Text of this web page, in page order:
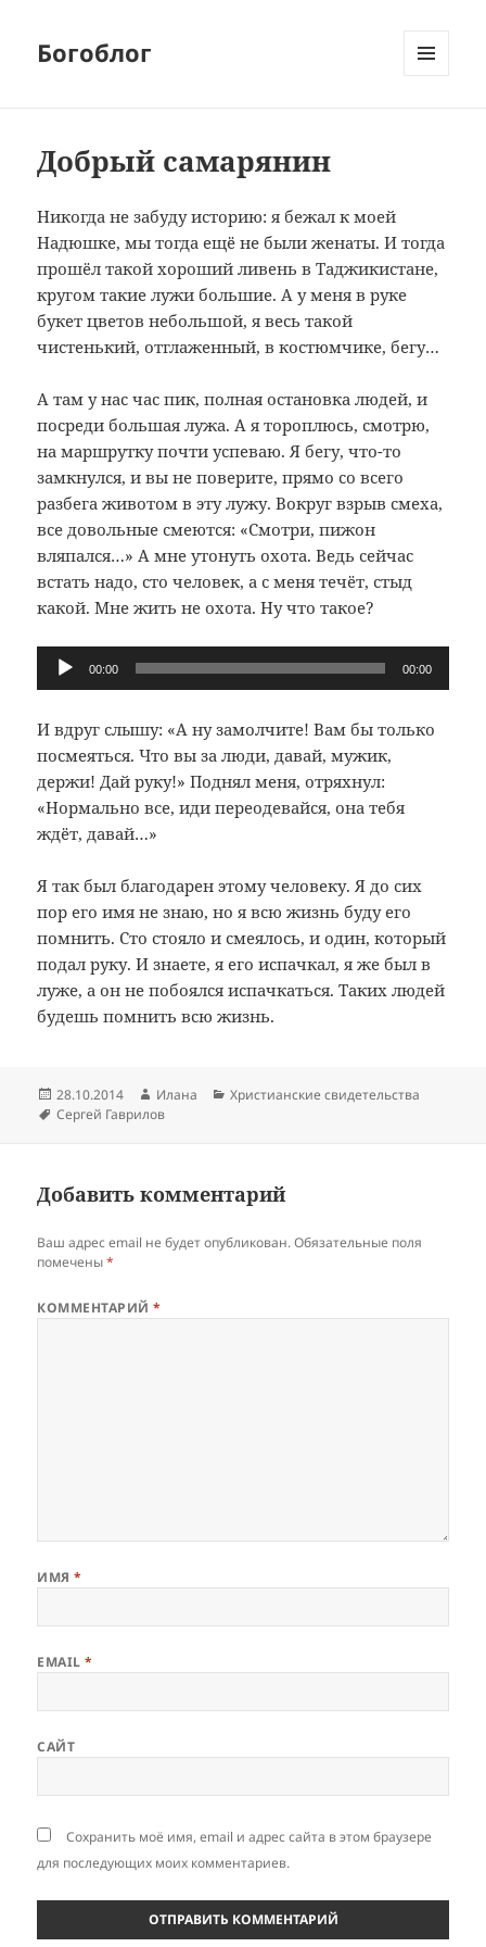
Богоблог
Добрый самарянин
Никогда не забуду историю: я бежал к моей
Надюшке, мы тогда ещё не были женаты. И тогда
прошёл такой хороший ливень в Таджикистане,
кругом такие лужи большие. А у меня в руке
букет цветов небольшой, я весь такой
чистенький, отглаженный, в костюмчике, бегу…
А там у нас час пик, полная остановка людей, и
посреди большая лужа. А я тороплюсь, смотрю,
на маршрутку почти успеваю. Я бегу, что-то
замкнулся, и вы не поверите, прямо со всего
разбега животом в эту лужу. Вокруг взрыв смеха,
все довольные смеются: «Смотри, пижон
вляпался…» А мне утонуть охота. Ведь сейчас
встать надо, сто человек, а с меня течёт, стыд
какой. Мне жить не охота. Ну что такое?
Аудиоплеер
00:00 00:00
И вдруг слышу: «А ну замолчите! Вам бы только
посмеяться. Что вы за люди, давай, мужик,
держи! Дай руку!» Поднял меня, отряхнул:
«Нормально все, иди переодевайся, она тебя
ждёт, давай…»
Я так был благодарен этому человеку. Я до сих
пор его имя не знаю, но я всю жизнь буду его
помнить. Сто стояло и смеялось, и один, который
подал руку. И знаете, я его испачкал, я же был в
луже, а он не побоялся испачкаться. Таких людей
будешь помнить всю жизнь.
Опубликовано
28.10.2014 Автор
Илана Рубрики
Христианские свидетельства
Метки
Сергей Гаврилов
Добавить комментарий
Ваш адрес email не будет опубликован. Обязательные поля
помечены*
КОММЕНТАРИЙ*
ИМЯ*
EMAIL*
САЙТ
Сохранить моё имя, email и адрес сайта в этом браузере
для последующих моих комментариев.